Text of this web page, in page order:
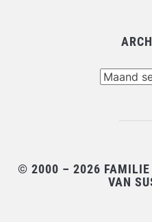
© 2000 – 2026 FAMILIE
VAN